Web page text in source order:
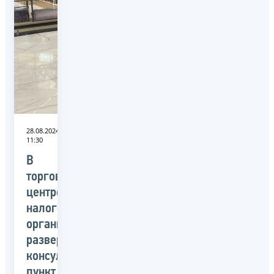
28.08.2024
11:30
В
торговом
центре
налоговые
органы
развернули
консультационный